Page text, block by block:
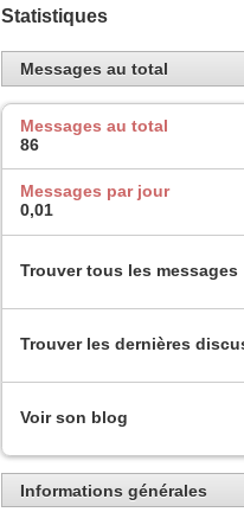
Statistiques
Messages au total
Messages au total
86
Messages par jour
0,01
Trouver tous les messages
Trouver les dernières
Voir son blog
Informations générales